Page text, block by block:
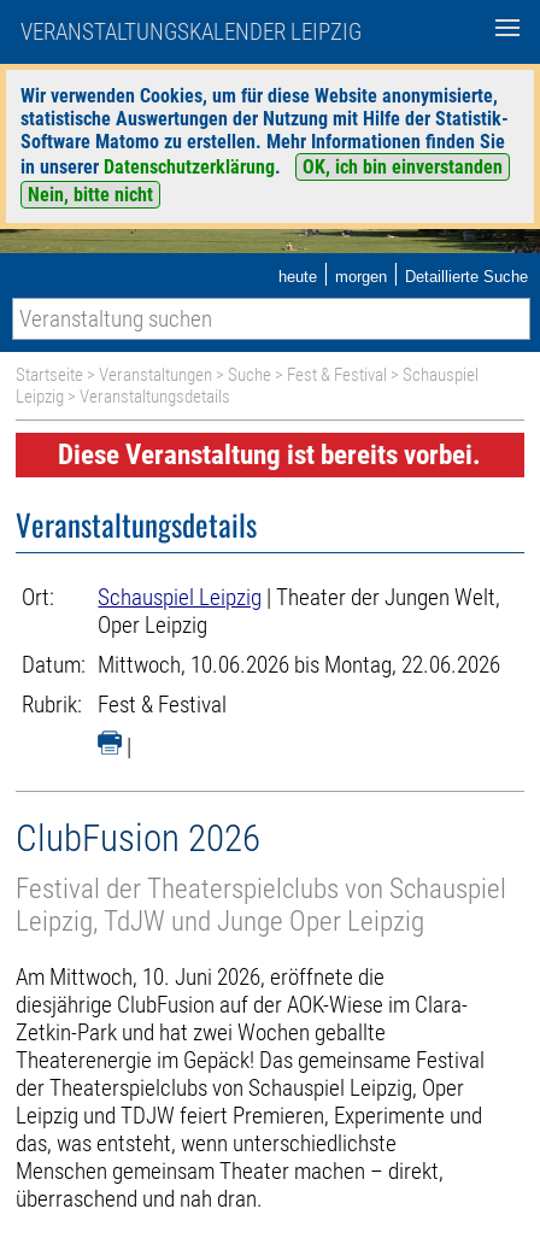
VERANSTALTUNGSKALENDER LEIPZIG
Wir verwenden Cookies, um für diese Website anonymisierte,
statistische Auswertungen der Nutzung mit Hilfe der Statistik-
Software Matomo zu erstellen. Mehr Informationen finden Sie
in unserer Datenschutzerklärung.
OK, ich bin einverstanden
Nein, bitte nicht
heute | morgen | Detaillierte Suche
Startseite >Veranstaltungen > Suche > Fest & Festival > Schauspiel
Leipzig > Veranstaltungsdetails
Diese Veranstaltung ist bereits vorbei.
Veranstaltungsdetails
Ort: Schauspiel Leipzig | Theater der Jungen Welt,
Oper Leipzig
Datum: Mittwoch, 10.06.2026 bis Montag, 22.06.2026
Rubrik:
Fest & Festival
|
ClubFusion 2026
Festival der Theaterspielclubs von Schauspiel
Leipzig, TdJW und Junge Oper Leipzig
Am Mittwoch, 10. Juni 2026, eröffnete die
diesjährige ClubFusion auf der AOK-Wiese im Clara-
Zetkin-Park und hat zwei Wochen geballte
Theaterenergie im Gepäck! Das gemeinsame Festival
der Theaterspielclubs von Schauspiel Leipzig, Oper
Leipzig und TDJW feiert Premieren, Experimente und
das, was entsteht, wenn unterschiedlichste
Menschen gemeinsam Theater machen – direkt,
überraschend und nah dran.